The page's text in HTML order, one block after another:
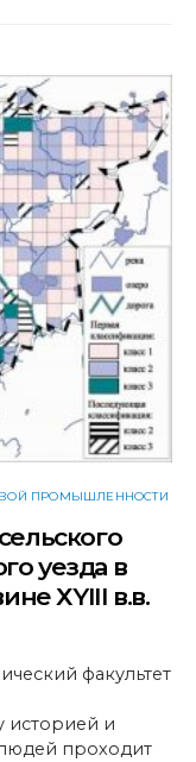
ПРОМЫШЛЕННОСТИ
уезда в
ХYIII в.в.
факультет
историей и
проходит